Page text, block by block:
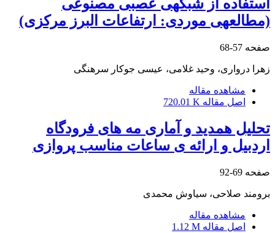
استفاده از شبکه‎ی عصبی مصنوعی
(مطالعه‎ی موردی: ارتفاعات البرز مرکزی)
صفحه 57-68
زهرا درواری، وحید غلامی، عیسی جوکار سرهنگی
مشاهده مقاله
اصل مقاله 720.01 K
تحلیل همدید و آماری مه های فرودگاه
اردبیل و ارائه ی ساعات مناسب پروازی
صفحه 69-92
برومند صلاحی، سیاوش محمدی
مشاهده مقاله
اصل مقاله 1.12 M